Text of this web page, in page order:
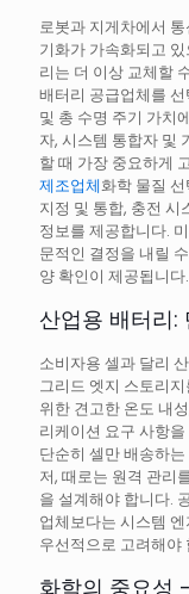
로봇과 지게차에서
기화가 가속화되고
리는 더 이상 교체할
배터리 공급업체를
및 총 수명 주기 가치
자, 시스템 통합자 및
할 때 가장 중요하게
제조업체화학 물질
지정 및 통합, 충전 시
정보를 제공합니다.
문적인 결정을 내릴
양 확인이 제공됩니다.
산업용 배터리:
소비자용 셀과 달리
그리드 엣지 스토리
위한 견고한 온도 내
리케이션 요구 사항
단순히 셀만 배송하
저, 때로는 원격 관리
을 설계해야 합니다.
업체보다는 시스템
우선적으로 고려해야
화학의 중요성